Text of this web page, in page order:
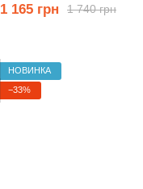
1 740 грн
1 165 грн
НОВИНКА
−33%